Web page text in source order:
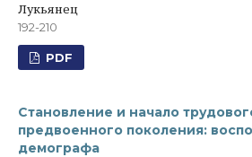
Лукьянец
192-210
PDF
Становление и начало
предвоенного поколения:
демографа